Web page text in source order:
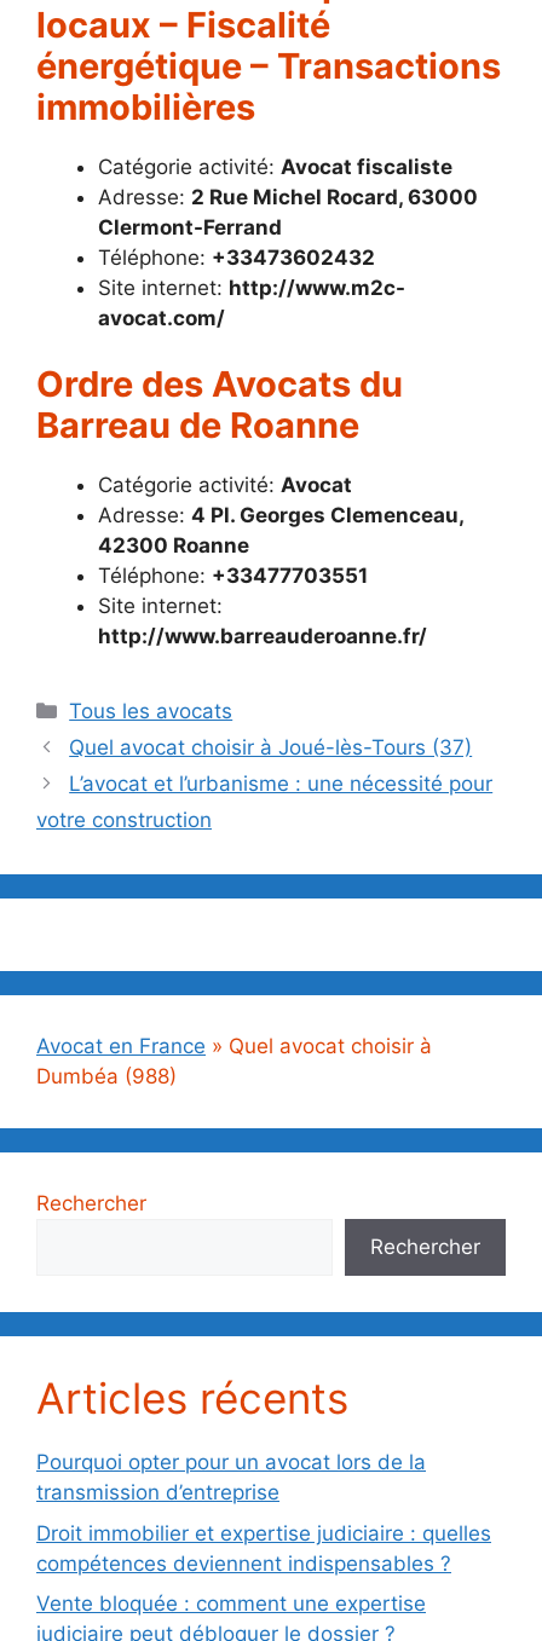
locaux – Fiscalité
énergétique – Transactions
immobilières
Catégorie activité: Avocat fiscaliste
Adresse: 2 Rue Michel Rocard, 63000
Clermont-Ferrand
Téléphone: +33473602432
Site internet: http://www.m2c-
avocat.com/
Ordre des Avocats du
Barreau de Roanne
Catégorie activité: Avocat
Adresse: 4 Pl. Georges Clemenceau,
42300 Roanne
Téléphone: +33477703551
Site internet:
http://www.barreauderoanne.fr/
Catégories
Tous les avocats
Quel avocat choisir à Joué-lès-Tours (37)
L’avocat et l’urbanisme : une nécessité pour
votre construction
Avocat en France » Quel avocat choisir à
Dumbéa (988)
Rechercher
Rechercher
Articles récents
Pourquoi opter pour un avocat lors de la
transmission d’entreprise
Droit immobilier et expertise judiciaire : quelles
compétences deviennent indispensables ?
Vente bloquée : comment une expertise
judiciaire peut débloquer le dossier ?